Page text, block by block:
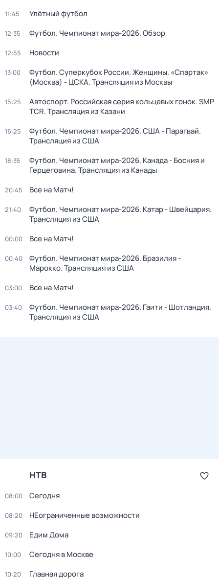
11:45 Улётный футбол
12:35 Футбол. Чемпионат мира-2026. Обзор
12:55 Новости
13:00
Футбол. Суперкубок России. Женщины. «Спартак»
(Москва) - ЦСКА. Трансляция из Москвы
15:25
Автоспорт. Российская серия кольцевых гонок. SMP
TCR. Трансляция из Казани
16:25
Футбол. Чемпионат мира-2026. США - Парагвай.
Трансляция из США
18:35
Футбол. Чемпионат мира-2026. Канада - Босния и
Герцеговина. Трансляция из Канады
20:45 Все на Матч!
21:40
Футбол. Чемпионат мира-2026. Катар - Швейцария.
Трансляция из США
00:00 Все на Матч!
00:40
Футбол. Чемпионат мира-2026. Бразилия -
Марокко. Трансляция из США
03:00 Все на Матч!
03:40
Футбол. Чемпионат мира-2026. Гаити - Шотландия.
Трансляция из США
НТВ
08:00 Сегодня
08:20 НЕограниченные возможности
09:20 Едим Дома
10:00 Сегодня в Москве
10:20 Главная дорога